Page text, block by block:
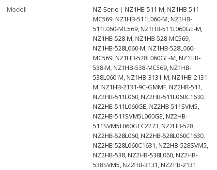
Modell
NZ-Serie | NZ1HB-511-M, NZ1HB-511-
MC569, NZ1HB-511L060-M, NZ1HB-
511L060-MC569, NZ1HB-511L060GE-M,
NZ1HB-528-M, NZ1HB-528-MC569,
NZ1HB-528L060-M, NZ1HB-528L060-
MC569, NZ1HB-528L060GE-M, NZ1HB-
538-M, NZ1HB-538-MC569, NZ1HB-
538L060-M, NZ1HB-3131-M, NZ1HB-2131-
M, NZ1HB-2131-9C-GMMF, NZ2HB-511,
NZ2HB-511L060, NZ2HB-511L060C1630,
NZ2HB-511L060GE, NZ2HB-511SVM5,
NZ2HB-511SVM5L060GE, NZ2HB-
511SVM5L060GEC2273, NZ2HB-528,
NZ2HB-528L060, NZ2HB-528L060C1630,
NZ2HB-528L060C1631, NZ2HB-528SVM5,
NZ2HB-538, NZ2HB-538L060, NZ2HB-
538SVM5, NZ2HB-3131, NZ2HB-2131